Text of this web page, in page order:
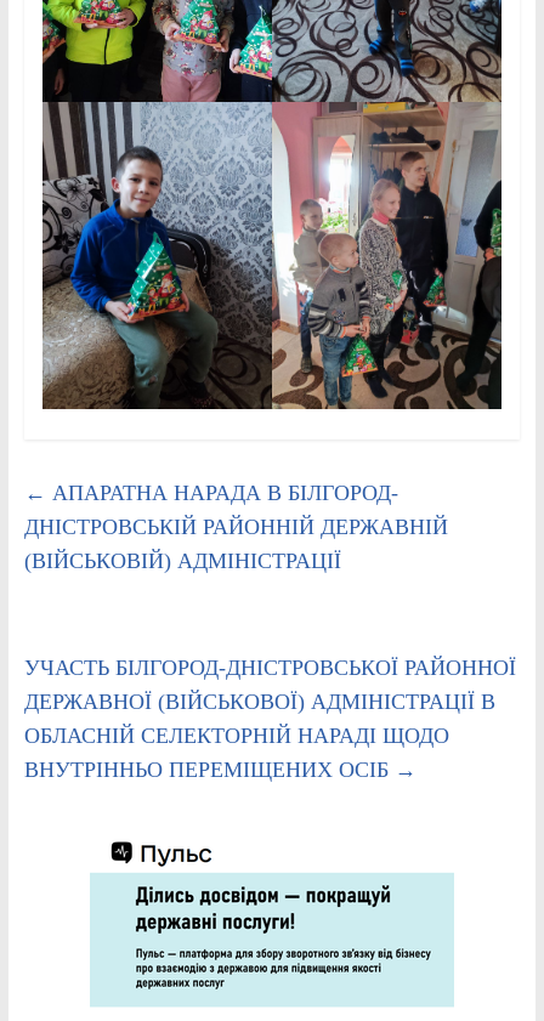
← АПАРАТНА НАРАДА В БІЛГОРОД-
ДНІСТРОВСЬКІЙ РАЙОННІЙ ДЕРЖАВНІЙ
(ВІЙСЬКОВІЙ) АДМІНІСТРАЦІЇ
УЧАСТЬ БІЛГОРОД-ДНІСТРОВСЬКОЇ РАЙОННОЇ
ДЕРЖАВНОЇ (ВІЙСЬКОВОЇ) АДМІНІСТРАЦІЇ В
ОБЛАСНІЙ СЕЛЕКТОРНІЙ НАРАДІ ЩОДО
ВНУТРІННЬО ПЕРЕМІЩЕНИХ ОСІБ →